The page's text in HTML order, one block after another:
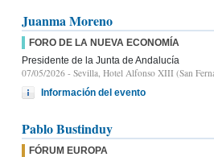
Juanma Moreno
FORO DE LA NUEVA ECONOMÍA
Presidente de la Junta de Andalucía
07/05/2026 - Sevilla, Hotel Alfonso XIII (San
Información del evento
Pablo Bustinduy
FÓRUM EUROPA